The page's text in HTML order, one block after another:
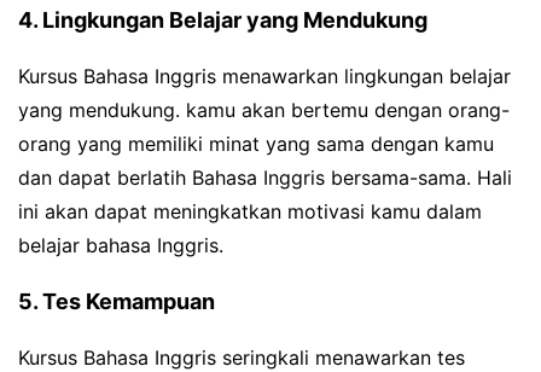
4. Lingkungan Belajar yang Mendukung
Kursus Bahasa Inggris menawarkan lingkungan belajar
yang mendukung. kamu akan bertemu dengan orang-
orang yang memiliki minat yang sama dengan kamu
dan dapat berlatih Bahasa Inggris bersama-sama. Hali
ini akan dapat meningkatkan motivasi kamu dalam
belajar bahasa Inggris.
5. Tes Kemampuan
Kursus Bahasa Inggris seringkali menawarkan tes